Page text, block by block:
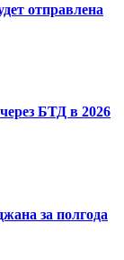
отправлена
БТД в 2026
за полгода